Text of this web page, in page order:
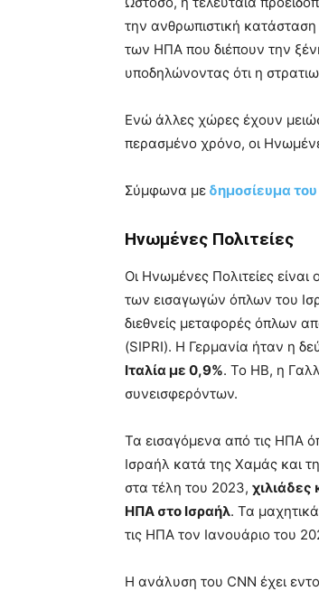
την ανθρωπιστική κατάσταση
των ΗΠΑ που διέπουν την
υποδηλώνοντας ότι η
Ενώ άλλες χώρες έχουν
περασμένο χρόνο, οι
Σύμφωνα με δημοσίευμα του
Ηνωμένες Πολιτείες
Οι Ηνωμένες Πολιτείες
των εισαγωγών όπλων του
διεθνείς μεταφορές όπλων
(SIPRI). Η Γερμανία ήταν η
Ιταλία με 0,9%. Το ΗΒ, η
συνεισφερόντων.
Τα εισαγόμενα από τις ΗΠΑ
Ισραήλ κατά της Χαμάς και
στα τέλη του 2023,
ΗΠΑ στο Ισραήλ. Τα
τις ΗΠΑ τον Ιανουάριο του
Η ανάλυση του CNN έχει